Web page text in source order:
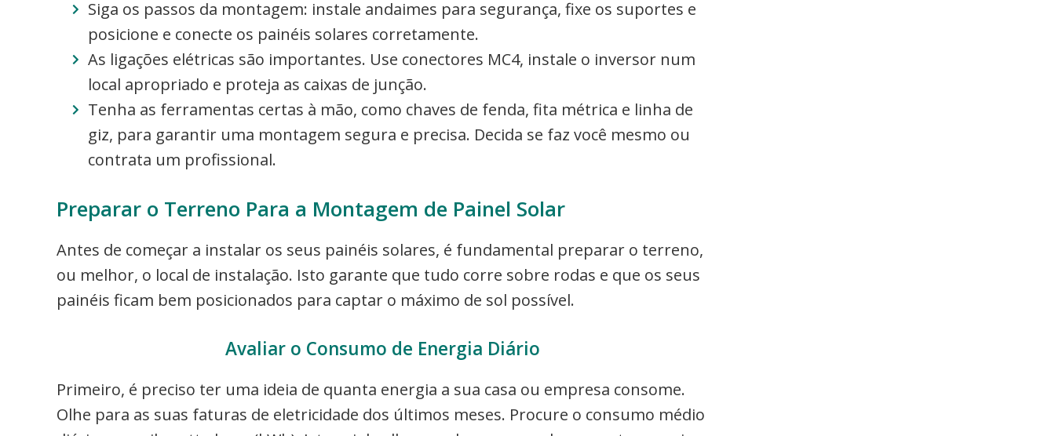
Siga os passos da montagem: instale andaimes para segurança, fixe os suportes e
posicione e conecte os painéis solares corretamente.
As ligações elétricas são importantes. Use conectores MC4, instale o inversor num
local apropriado e proteja as caixas de junção.
Tenha as ferramentas certas à mão, como chaves de fenda, fita métrica e linha de
giz, para garantir uma montagem segura e precisa. Decida se faz você mesmo ou
contrata um profissional.
Preparar o Terreno Para a Montagem de Painel Solar
Antes de começar a instalar os seus painéis solares, é fundamental preparar o terreno,
ou melhor, o local de instalação. Isto garante que tudo corre sobre rodas e que os seus
painéis ficam bem posicionados para captar o máximo de sol possível.
Avaliar o Consumo de Energia Diário
Primeiro, é preciso ter uma ideia de quanta energia a sua casa ou empresa consome.
Olhe para as suas faturas de eletricidade dos últimos meses. Procure o consumo médio